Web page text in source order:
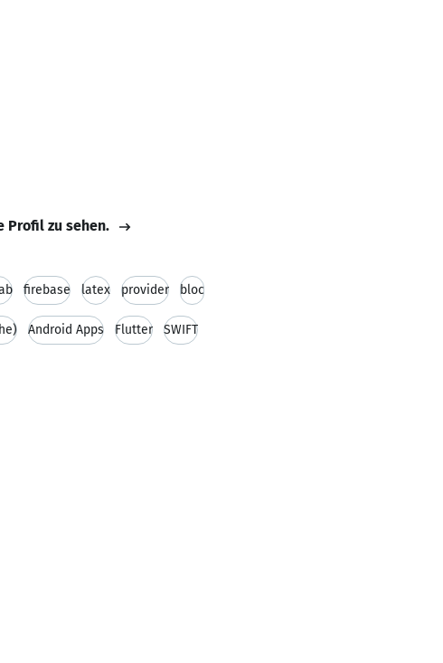
Profil zu sehen.
firebase latex provider bloc
Android Apps Flutter SWIFT